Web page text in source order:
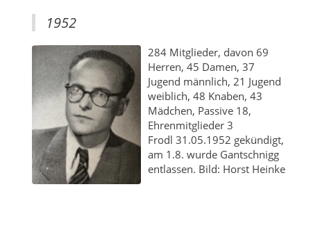
1952
284 Mitglieder, davon 69
Herren, 45 Damen, 37
Jugend männlich, 21 Jugend
weiblich, 48 Knaben, 43
Mädchen, Passive 18,
Ehrenmitglieder 3
Frodl 31.05.1952 gekündigt,
am 1.8. wurde Gantschnigg
entlassen. Bild: Horst Heinke